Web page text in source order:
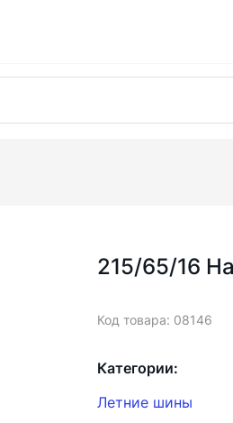
215/65/16
Код товара: 08146
Категории:
Летние шины